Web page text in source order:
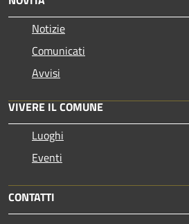
Notizie
Comunicati
Avvisi
VIVERE IL COMUNE
Luoghi
Eventi
CONTATTI